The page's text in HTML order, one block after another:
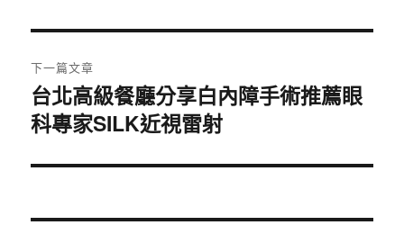
覽
文
章:
下一篇文章
下
一
文
台北高級餐廳分享白內障手術推薦眼
科專家SILK近視雷射